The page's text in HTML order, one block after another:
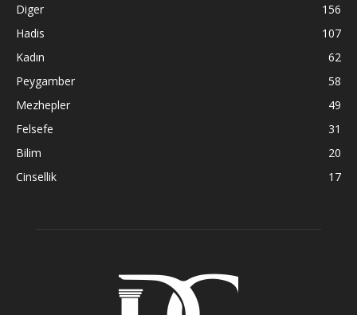
Diger
156
Hadis
107
Kadın
62
Peygamber
58
Mezhepler
49
Felsefe
31
Bilim
20
Cinsellik
17